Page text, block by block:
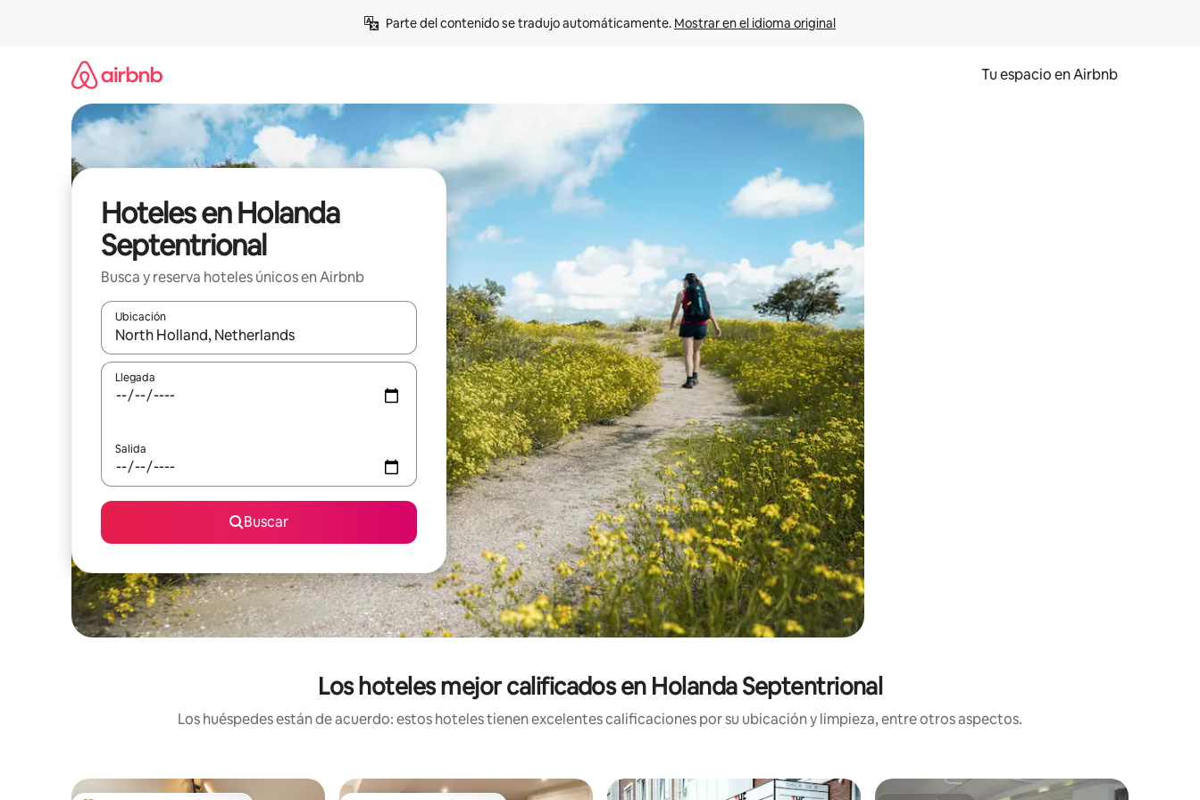
Parte del contenido se tradujo automáticamente. Mostrar en el idioma original
Tu espacio en Airbnb
Hoteles en Holanda
Septentrional
Busca y reserva hoteles únicos en Airbnb
Ubicación
Cuando los resultados estén disponibles, podrás navegar usando las teclas de las flechas hacia arriba y hacia abajo, o bien tocando y deslizando la pantalla.
Llegada
Salida
Buscar
Los hoteles mejor calificados en Holanda Septentrional
Los huéspedes están de acuerdo: estos hoteles tienen excelentes calificaciones por su ubicación y limpieza, entre otros aspectos.